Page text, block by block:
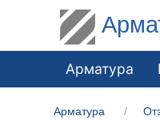
Арматура
Арматура